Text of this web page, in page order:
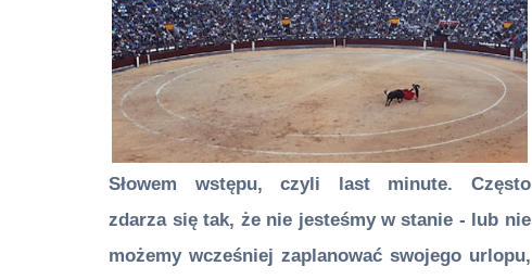
Słowem wstępu, czyli last minute. Często
zdarza się tak, że nie jesteśmy w stanie - lub nie
możemy wcześniej zaplanować swojego urlopu,